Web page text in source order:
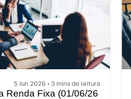
5 Jun 2026 • 3 mins de leitura
Renda Fixa (01/06/26